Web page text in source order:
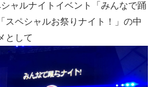
ャルナイトイベント「みんなで踊
スペシャルお祭りナイト！」の中
として